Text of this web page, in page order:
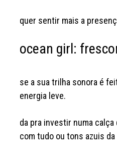
quer sentir mais a
ocean girl:
se a sua trilha sonora é
energia leve.
da pra investir numa
com tudo ou tons azuis da